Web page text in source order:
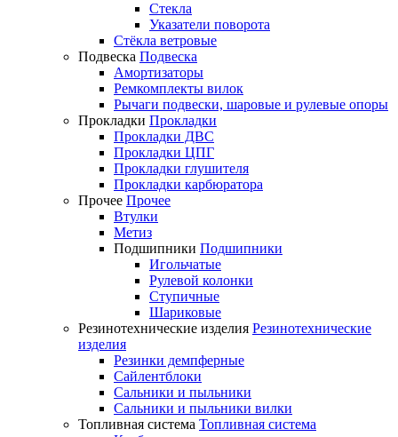
Стекла
Указатели поворота
Стёкла ветровые
Подвеска Подвеска
Амортизаторы
Ремкомплекты вилок
Рычаги подвески, шаровые и рулевые опоры
Прокладки Прокладки
Прокладки ДВС
Прокладки ЦПГ
Прокладки глушителя
Прокладки карбюратора
Прочее Прочее
Втулки
Метиз
Подшипники Подшипники
Игольчатые
Рулевой колонки
Ступичные
Шариковые
Резинотехнические изделия Резинотехнические
изделия
Резинки демпферные
Сайлентблоки
Сальники и пыльники
Сальники и пыльники вилки
Топливная система Топливная система